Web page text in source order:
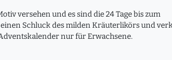
versehen und es sind die 24 Tage bis zum
Schluck des milden Kräuterlikörs und
nur für Erwachsene.